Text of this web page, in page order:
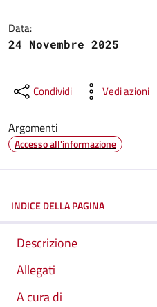
Data:
24 Novembre 2025
Condividi Vedi azioni
Argomenti
Accesso all'informazione
INDICE DELLA PAGINA
Descrizione
Allegati
A cura di